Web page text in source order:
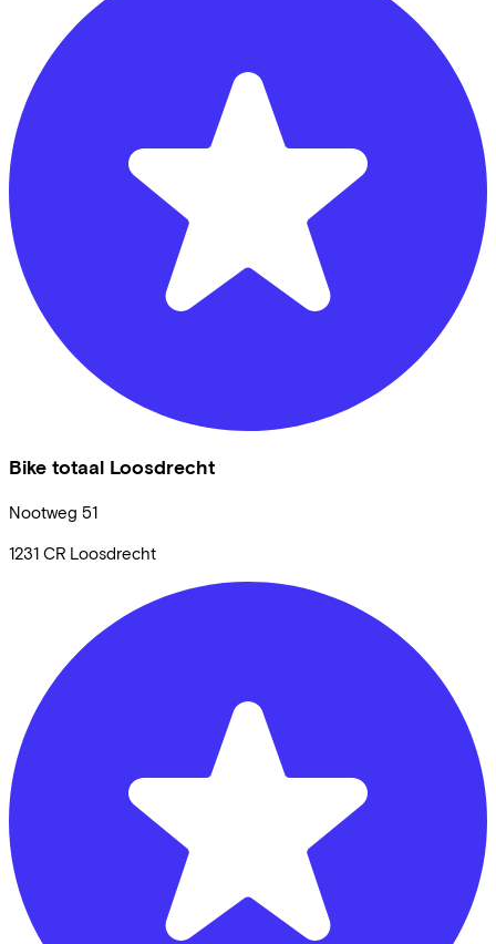
Bike totaal Loosdrecht
Nootweg 51
1231 CR Loosdrecht